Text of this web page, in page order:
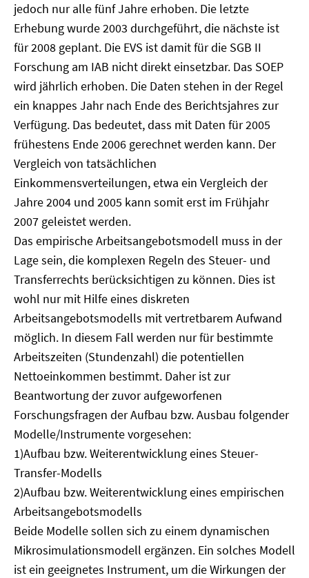
jedoch nur alle fünf Jahre erhoben. Die letzte
Erhebung wurde 2003 durchgeführt, die nächste ist
für 2008 geplant. Die EVS ist damit für die SGB II
Forschung am IAB nicht direkt einsetzbar. Das SOEP
wird jährlich erhoben. Die Daten stehen in der Regel
ein knappes Jahr nach Ende des Berichtsjahres zur
Verfügung. Das bedeutet, dass mit Daten für 2005
frühestens Ende 2006 gerechnet werden kann. Der
Vergleich von tatsächlichen
Einkommensverteilungen, etwa ein Vergleich der
Jahre 2004 und 2005 kann somit erst im Frühjahr
2007 geleistet werden.
Das empirische Arbeitsangebotsmodell muss in der
Lage sein, die komplexen Regeln des Steuer- und
Transferrechts berücksichtigen zu können. Dies ist
wohl nur mit Hilfe eines diskreten
Arbeitsangebotsmodells mit vertretbarem Aufwand
möglich. In diesem Fall werden nur für bestimmte
Arbeitszeiten (Stundenzahl) die potentiellen
Nettoeinkommen bestimmt. Daher ist zur
Beantwortung der zuvor aufgeworfenen
Forschungsfragen der Aufbau bzw. Ausbau folgender
Modelle/Instrumente vorgesehen:
1)Aufbau bzw. Weiterentwicklung eines Steuer-
Transfer-Modells
2)Aufbau bzw. Weiterentwicklung eines empirischen
Arbeitsangebotsmodells
Beide Modelle sollen sich zu einem dynamischen
Mikrosimulationsmodell ergänzen. Ein solches Modell
ist ein geeignetes Instrument, um die Wirkungen der